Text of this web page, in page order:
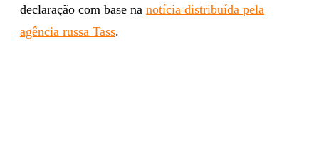
declaração com base na notícia distribuída pela
agência russa Tass.